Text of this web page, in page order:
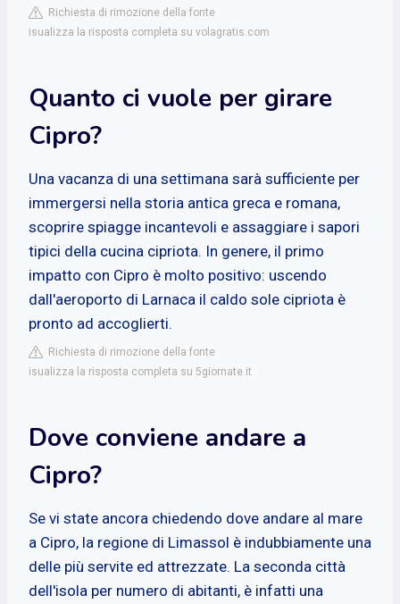
Richiesta di rimozione della fonte
isualizza la risposta completa su volagratis.com
Quanto ci vuole per girare
Cipro?
Una vacanza di una settimana sarà sufficiente per
immergersi nella storia antica greca e romana,
scoprire spiagge incantevoli e assaggiare i sapori
tipici della cucina cipriota. In genere, il primo
impatto con Cipro è molto positivo: uscendo
dall'aeroporto di Larnaca il caldo sole cipriota è
pronto ad accoglierti.
Richiesta di rimozione della fonte
isualizza la risposta completa su 5giornate.it
Dove conviene andare a
Cipro?
Se vi state ancora chiedendo dove andare al mare
a Cipro, la regione di Limassol è indubbiamente una
delle più servite ed attrezzate. La seconda città
dell'isola per numero di abitanti, è infatti una